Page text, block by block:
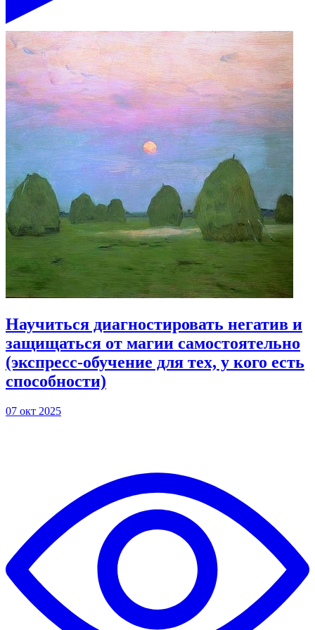
Научиться диагностировать негатив и
защищаться от магии самостоятельно
(экспресс-обучение для тех, у кого есть
способности)
07 окт 2025